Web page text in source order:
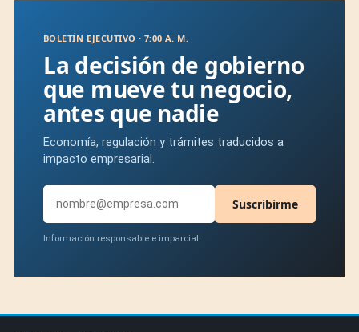
BOLETÍN EJECUTIVO · 7:00 A. M.
La decisión de gobierno
que mueve tu negocio,
antes que nadie
Economía, regulación y trámites traducidos a
impacto empresarial.
Suscribirme
Información responsable e imparcial.